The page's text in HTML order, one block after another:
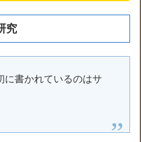
究
に書かれているのはサ